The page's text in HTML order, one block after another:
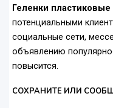
Геленки пластиковые
потенциальными
социальные сети,
объявлению
повысится.
СОХРАНИТЕ ИЛИ